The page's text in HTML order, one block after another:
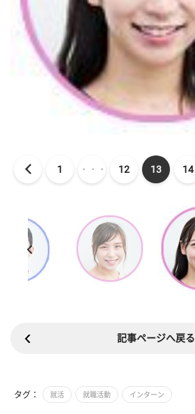
1 ・・・ 12 13 14
記事ページへ戻る
タグ： 就活 就職活動 インターン